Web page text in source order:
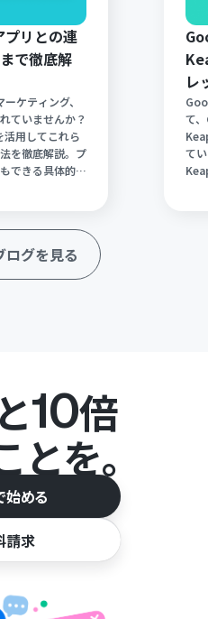
プリとの連
で徹底解
ケティング、
ていませんか？
用してこれら
を徹底解説。プ
できる具体的な
レ
法
て
て
ログを見る
と10倍
を。
始める
請求